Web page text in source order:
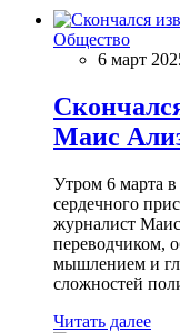
Общество
6 март
Маис
Утром 6 марта в
сердечного
журналист
переводчиком,
мышлением и
сложностей
Читать далее